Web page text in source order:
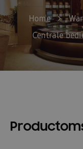
Home >
Centrale